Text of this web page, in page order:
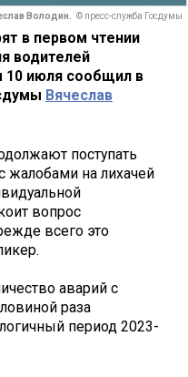
Володин. © пресс-служба Госдумы
в первом чтении
водителей
10 июля сообщил в
Вячеслав
поступать
жалобами на лихачей
вопрос
всего это
аварий с
раза
период 2023-